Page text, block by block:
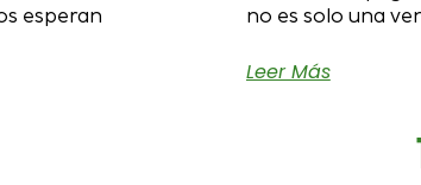
esperan no es solo una
Leer Más